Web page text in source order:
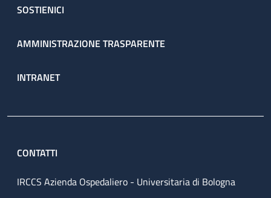
SOSTIENICI
AMMINISTRAZIONE TRASPARENTE
INTRANET
CONTATTI
IRCCS Azienda Ospedaliero - Universitaria di Bologna